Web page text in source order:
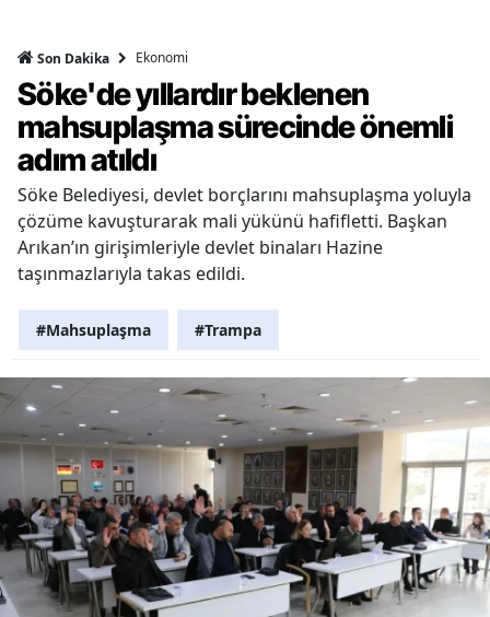
Son Dakika Ekonomi
Söke'de yıllardır beklenen
mahsuplaşma sürecinde önemli
adım atıldı
Söke Belediyesi, devlet borçlarını mahsuplaşma yoluyla
çözüme kavuşturarak mali yükünü hafifletti. Başkan
Arıkan’ın girişimleriyle devlet binaları Hazine
taşınmazlarıyla takas edildi.
#Mahsuplaşma #Trampa